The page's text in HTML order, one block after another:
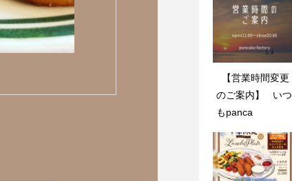
【営業時間変更
のご案内】 いつ
もpanca
今日はいい天気で
す️ こんな日はテ
ラスで